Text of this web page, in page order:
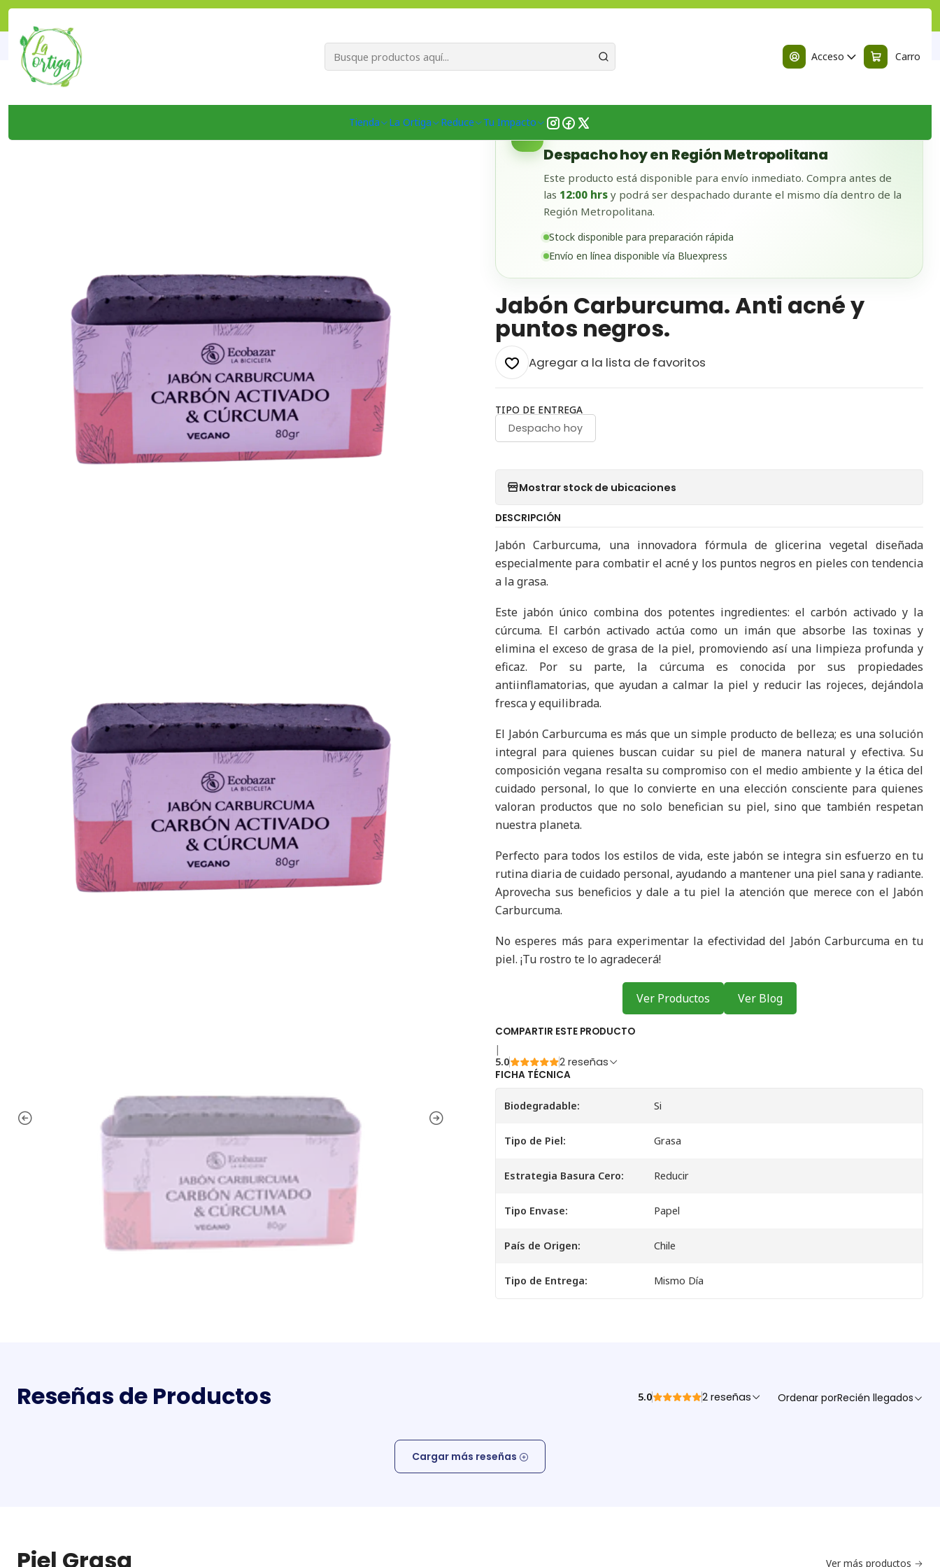
Acceso Carro
Tienda La Ortiga Reduce Tu Impacto
Productos Belleza Facial Piel Grasa Jabón Carburcuma. Anti acné y puntos negros.
✓ DISPONIBLE EN BODEGA
Despacho hoy en Región Metropolitana
Este producto está disponible para envío inmediato. Compra antes de
las 12:00 hrs y podrá ser despachado durante el mismo día dentro de la
Región Metropolitana.
Stock disponible para preparación rápida
Envío en línea disponible vía Bluexpress
Jabón Carburcuma. Anti acné y
puntos negros.
Agregar a la lista de favoritos
TIPO DE ENTREGA
Despacho hoy
Mostrar stock de ubicaciones
DESCRIPCIÓN
Jabón Carburcuma, una innovadora fórmula de glicerina vegetal diseñada
especialmente para combatir el acné y los puntos negros en pieles con tendencia
a la grasa.
Este jabón único combina dos potentes ingredientes: el carbón activado y la
cúrcuma. El carbón activado actúa como un imán que absorbe las toxinas y
elimina el exceso de grasa de la piel, promoviendo así una limpieza profunda y
eficaz. Por su parte, la cúrcuma es conocida por sus propiedades
antiinflamatorias, que ayudan a calmar la piel y reducir las rojeces, dejándola
fresca y equilibrada.
El Jabón Carburcuma es más que un simple producto de belleza; es una solución
integral para quienes buscan cuidar su piel de manera natural y efectiva. Su
composición vegana resalta su compromiso con el medio ambiente y la ética del
cuidado personal, lo que lo convierte en una elección consciente para quienes
valoran productos que no solo benefician su piel, sino que también respetan
nuestra planeta.
Perfecto para todos los estilos de vida, este jabón se integra sin esfuerzo en tu
rutina diaria de cuidado personal, ayudando a mantener una piel sana y radiante.
Aprovecha sus beneficios y dale a tu piel la atención que merece con el Jabón
Carburcuma.
No esperes más para experimentar la efectividad del Jabón Carburcuma en tu
piel. ¡Tu rostro te lo agradecerá!
Ver Productos Ver Blog
COMPARTIR ESTE PRODUCTO
|
5.0
2 reseñas
FICHA TÉCNICA
Biodegradable: Si
Tipo de Piel: Grasa
Estrategia Basura Cero: Reducir
Tipo Envase: Papel
País de Origen: Chile
Tipo de Entrega: Mismo Día
Reseñas de Productos 5.0 2 reseñas Ordenar porRecién llegados
Cargar más reseñas
Piel Grasa Ver más productos